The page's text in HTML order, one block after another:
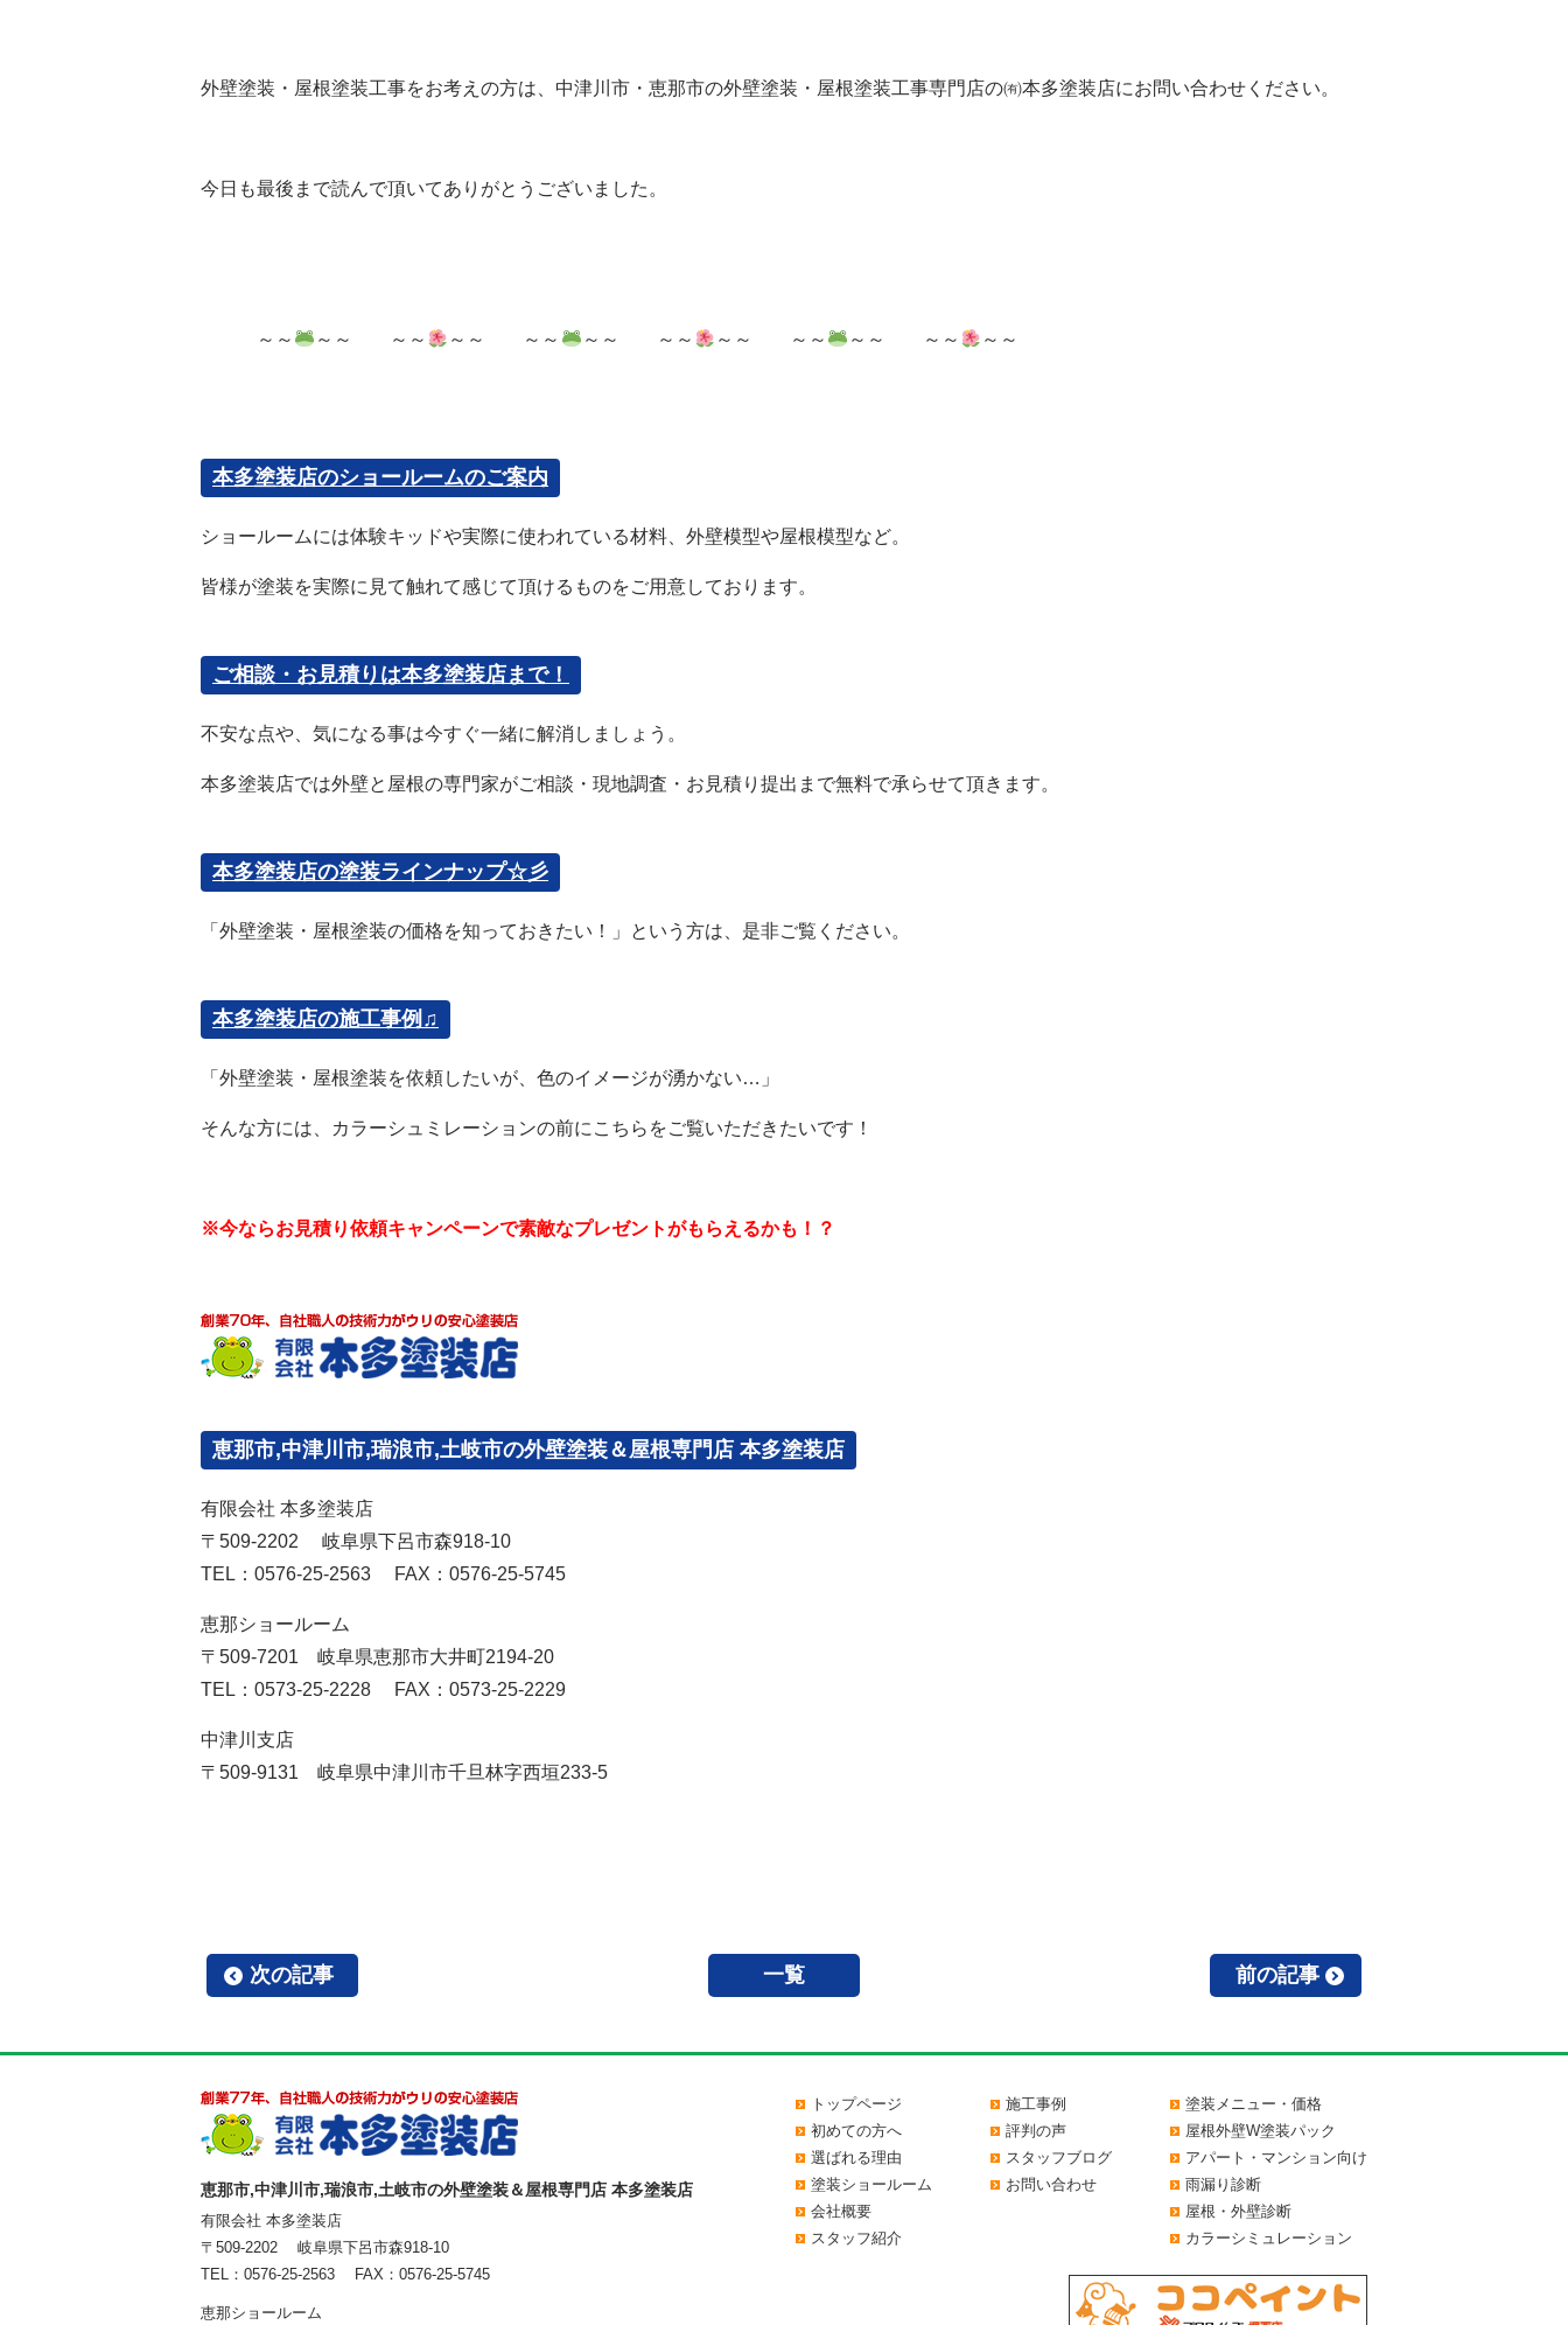
外壁塗装・屋根塗装工事をお考えの方は、中津川市・恵那市の外壁塗装・屋根塗装工事専門店の㈲本多塗装店にお問い合わせください。
今日も最後まで読んで頂いてありがとうございました。
～～ ～～ ～～ ～～ ～～ ～～ ～～ ～～ ～～ ～～ ～～ ～～
本多塗装店のショールームのご案内
ショールームには体験キッドや実際に使われている材料、外壁模型や屋根模型など。
皆様が塗装を実際に見て触れて感じて頂けるものをご用意しております。
ご相談・お見積りは本多塗装店まで！
不安な点や、気になる事は今すぐ一緒に解消しましょう。
本多塗装店では外壁と屋根の専門家がご相談・現地調査・お見積り提出まで無料で承らせて頂きます。
本多塗装店の塗装ラインナップ☆彡
「外壁塗装・屋根塗装の価格を知っておきたい！」という方は、是非ご覧ください。
本多塗装店の施工事例♫
「外壁塗装・屋根塗装を依頼したいが、色のイメージが湧かない…」
そんな方には、カラーシュミレーションの前にこちらをご覧いただきたいです！
※今ならお見積り依頼キャンペーンで素敵なプレゼントがもらえるかも！？
恵那市,中津川市,瑞浪市,土岐市の外壁塗装＆屋根専門店 本多塗装店
有限会社 本多塗装店
〒509-2202 岐阜県下呂市森918-10
TEL：0576-25-2563 FAX：0576-25-5745
恵那ショールーム
〒509-7201 岐阜県恵那市大井町2194-20
TEL：0573-25-2228 FAX：0573-25-2229
中津川支店
〒509-9131 岐阜県中津川市千旦林字西垣233-5
次の記事 一覧 前の記事
恵那市,中津川市,瑞浪市,土岐市の外壁塗装＆屋根専門店 本多塗装店
有限会社 本多塗装店
〒509-2202 岐阜県下呂市森918-10
TEL：0576-25-2563 FAX：0576-25-5745
恵那ショールーム
トップページ
初めての方へ
選ばれる理由
塗装ショールーム
会社概要
スタッフ紹介
施工事例
評判の声
スタッフブログ
お問い合わせ
塗装メニュー・価格
屋根外壁W塗装パック
アパート・マンション向け
雨漏り診断
屋根・外壁診断
カラーシミュレーション